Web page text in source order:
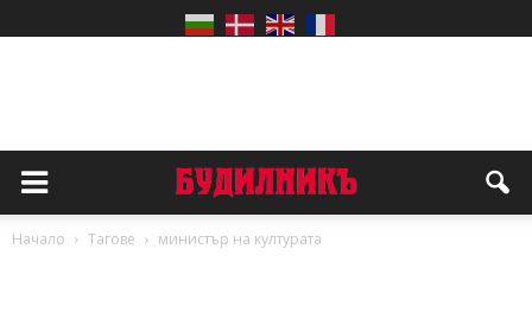
Начало Тагове министър на културата